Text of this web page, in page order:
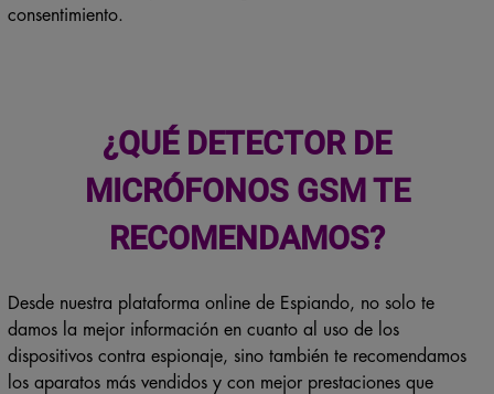
consentimiento.
¿QUÉ DETECTOR DE
MICRÓFONOS GSM TE
RECOMENDAMOS?
Desde nuestra plataforma online de Espiando, no solo te
damos la mejor información en cuanto al uso de los
dispositivos contra espionaje, sino también te recomendamos
los aparatos más vendidos y con mejor prestaciones que